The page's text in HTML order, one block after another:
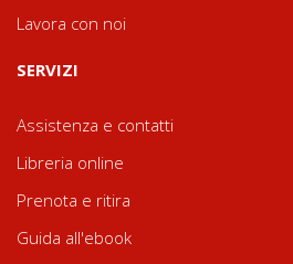
Lavora con noi
SERVIZI
Assistenza e contatti
Libreria online
Prenota e ritira
Guida all'ebook